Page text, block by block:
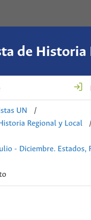
UN
/
Regional y Local
- Diciembre. Estados,